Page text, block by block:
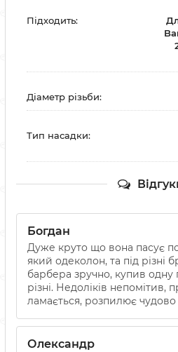
Підходить:
Діаметр різьби:
Тип насадки:
Богдан
Дуже круто що вона пасує
який одеколон, та під різні
барбера зручно, купив
різні. Недоліків непомітив,
ламається, розпилює чудово
Олександр